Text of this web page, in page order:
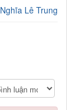
Nghĩa Lê Trung